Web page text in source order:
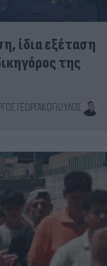
ίδια εξέταση
της
ΓΕΩΡΓΑΚΌΠΟΥΛΟΣ